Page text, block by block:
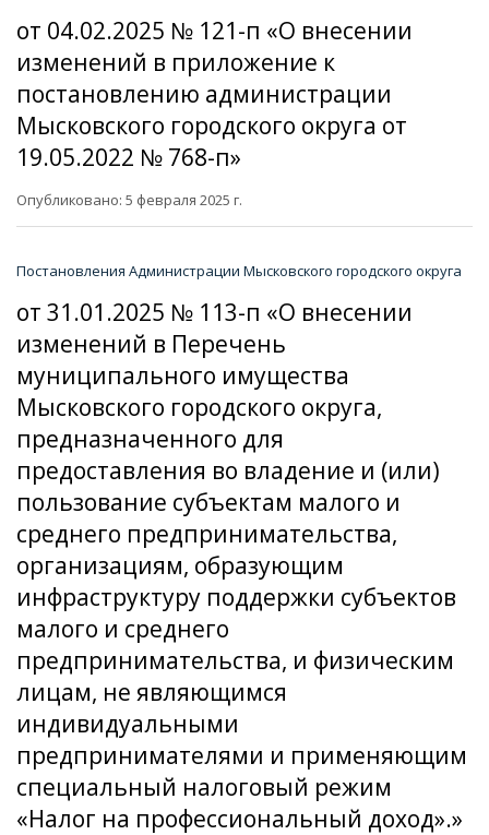
от 04.02.2025 № 121-п «О внесении
изменений в приложение к
постановлению администрации
Мысковского городского округа от
19.05.2022 № 768-п»
Опубликовано: 5 февраля 2025 г.
Постановления Администрации Мысковского городского округа
от 31.01.2025 № 113-п «О внесении
изменений в Перечень
муниципального имущества
Мысковского городского округа,
предназначенного для
предоставления во владение и (или)
пользование субъектам малого и
среднего предпринимательства,
организациям, образующим
инфраструктуру поддержки субъектов
малого и среднего
предпринимательства, и физическим
лицам, не являющимся
индивидуальными
предпринимателями и применяющим
специальный налоговый режим
«Налог на профессиональный доход».»